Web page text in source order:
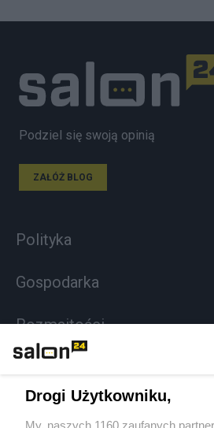
Podziel się swoją opinią
ZAŁÓŻ BLOG
Polityka
Gospodarka
Rozmaitości
Sport
Drogi Użytkowniku,
My, naszych 1160 zaufanych